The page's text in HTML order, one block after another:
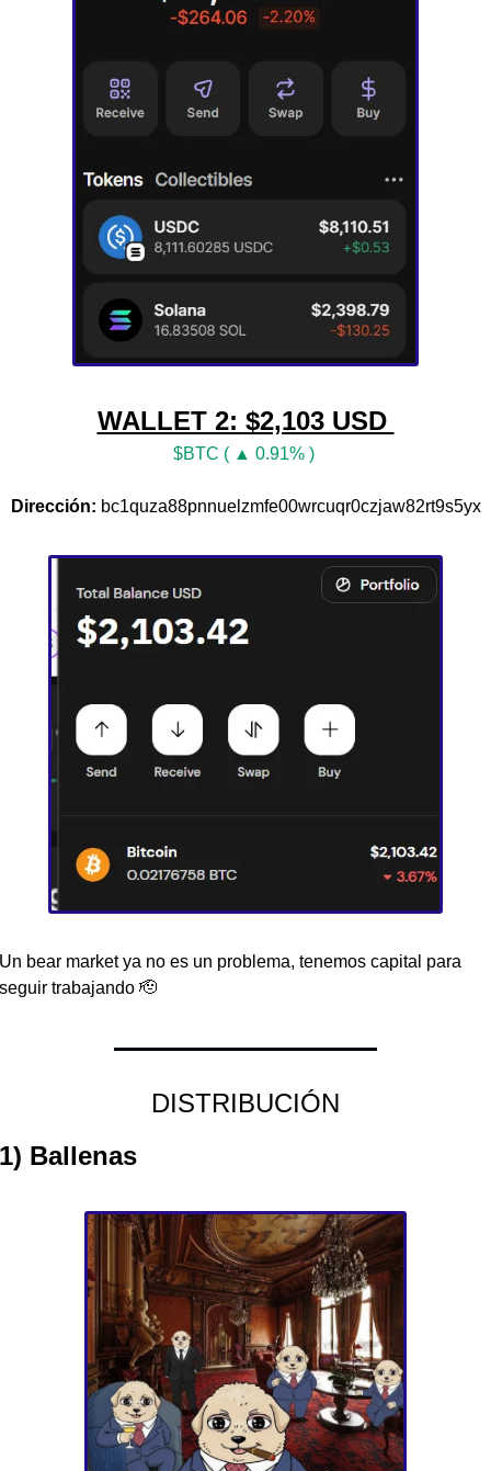
WALLET 2: $2,103 USD
$BTC ( ▲ 0.91% )
Dirección: bc1quza88pnnuelzmfe00wrcuqr0czjaw82rt9s5yx
bear market ya no es un problema, tenemos capital para
trabajando 🫡
DISTRIBUCIÓN
Ballenas